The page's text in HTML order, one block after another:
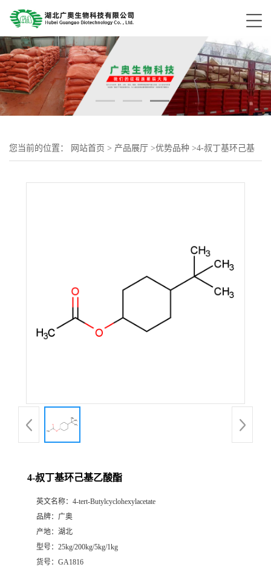
您当前的位置： 网站首页 > 产品展厅 >优势品种 >4-叔丁基环己基
4-叔丁基环己基乙酸酯
英文名称： 4-tert-Butylcyclohexylacetate
品牌： 广奥
产地： 湖北
型号： 25kg/200kg/5kg/1kg
货号： GA1816